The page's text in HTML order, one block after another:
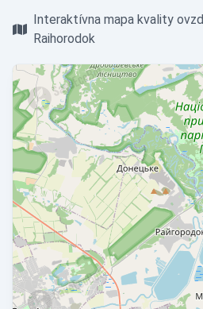
Interaktívna mapa kvality
Raihorodok